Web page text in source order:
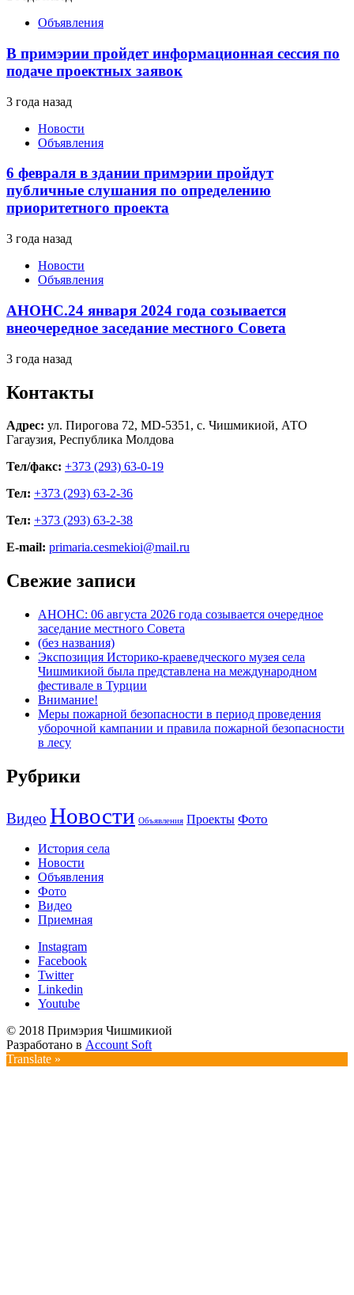
Объявления
В примэрии пройдет информационная сессия по
подаче проектных заявок
3 года назад
Новости
Объявления
6 февраля в здании примэрии пройдут
публичные слушания по определению
приоритетного проекта
3 года назад
Новости
Объявления
АНОНС.24 января 2024 года созывается
внеочередное заседание местного Совета
3 года назад
Контакты
Адрес: ул. Пирогова 72, MD-5351, с. Чишмикиой, АТО
Гагаузия, Республика Молдова
Тел/факс: +373 (293) 63-0-19
Тел: +373 (293) 63-2-36
Тел: +373 (293) 63-2-38
E-mail: primaria.cesmekioi@mail.ru
Свежие записи
АНОНС: 06 августа 2026 года созывается очередное
заседание местного Совета
(без названия)
Экспозиция Историко-краеведческого музея села
Чишмикиой была представлена на международном
фестивале в Турции
Внимание!
Меры пожарной безопасности в период проведения
уборочной кампании и правила пожарной безопасности
в лесу
Рубрики
Видео Новости Объявления Проекты Фото
История села
Новости
Объявления
Фото
Видео
Приемная
Instagram
Facebook
Twitter
Linkedin
Youtube
© 2018 Примэрия Чишмикиой
Разработано в Account Soft
Translate »